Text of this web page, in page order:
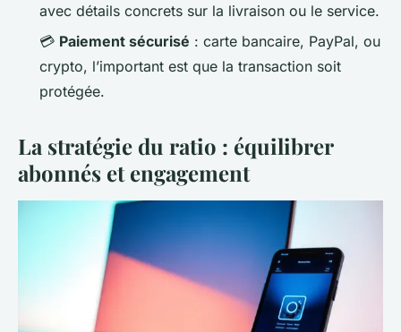
avec détails concrets sur la livraison ou le service.
💳 Paiement sécurisé : carte bancaire, PayPal, ou
crypto, l’important est que la transaction soit
protégée.
La stratégie du ratio : équilibrer
abonnés et engagement